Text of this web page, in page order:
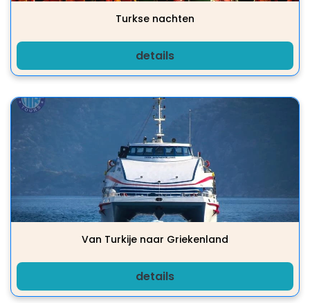
Turkse nachten
details
Van Turkije naar Griekenland
details